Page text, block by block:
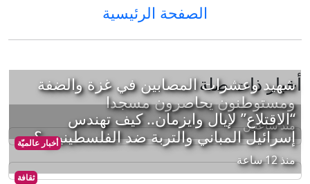
الصفحة الرئيسية
أخبار ذات صلة
أخبار عالميّة
شهيد وعشرات المصابين في غزة والضفة
ومستوطنون يحاصرون مسجدا
منذ ساعتين
ثقافة
“الاقتلاع” لإيال وايزمان.. كيف تهندس
إسرائيل المباني والتربة ضد الفلسطينيين؟
منذ 12 ساعة